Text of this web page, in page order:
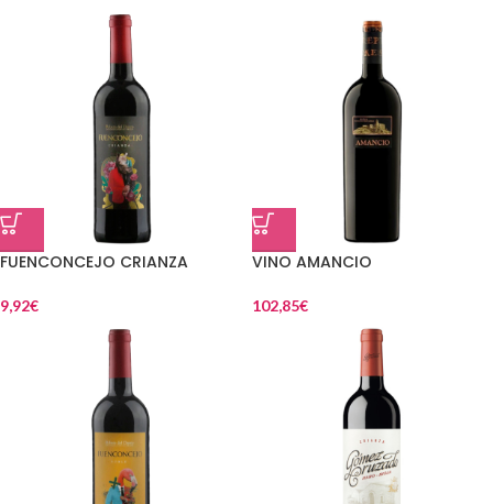
FUENCONCEJO CRIANZA
9,92€
VINO AMANCIO
102,85€